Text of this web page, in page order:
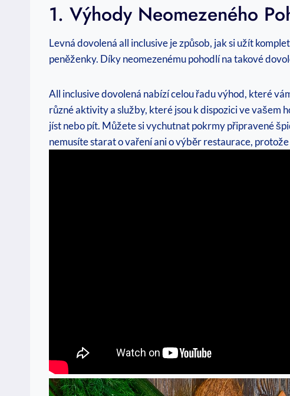
1. Výhody Neomezeného​
Levná dovolená all ⁤inclusive je způsob, jak si užít
peněženky. Díky neomezenému pohodlí na takové
All inclusive dovolená nabízí celou řadu výhod, které
různé⁢ aktivity a služby, které jsou k‍ dispozici ve vašem
jíst nebo⁣ pít. Můžete ⁢si ​vychutnat pokrmy‌ připravené
nemusíte starat o vaření ani o ⁤výběr ⁢restaurace,